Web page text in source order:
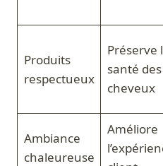
Produits
respectueux
Préserve
santé des
cheveux
Ambiance
chaleureuse
Améliore